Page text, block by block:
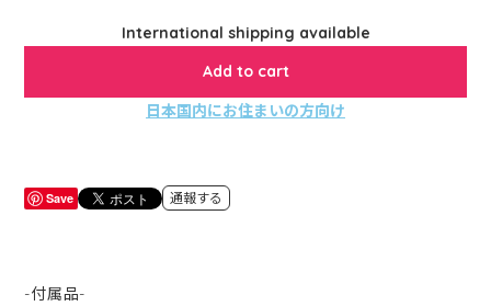
International shipping available
Add to cart
日本国内にお住まいの方向け
Save 通報する
-付属品-